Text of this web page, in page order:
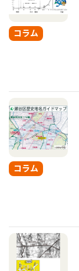
コラム
コラム